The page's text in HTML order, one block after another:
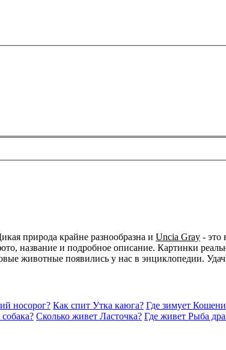
природа крайне разнообразна и Uncia Gray - это
название и подробное описание. Картинки
животные появились у нас в энциклопедии.
носорог? Как спит Утка каюга? Где зимует
Сколько живет Ласточка? Где живет Рыба